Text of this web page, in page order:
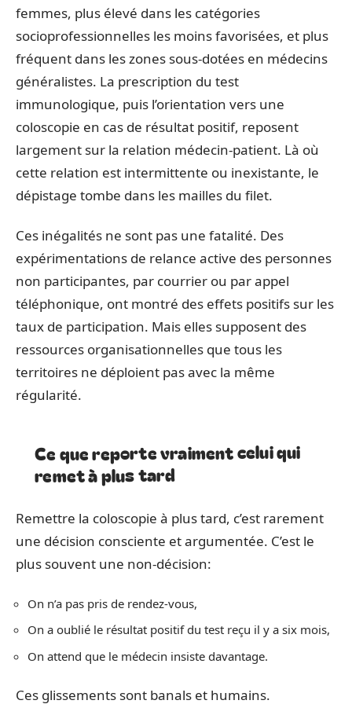
femmes, plus élevé dans les catégories
socioprofessionnelles les moins favorisées, et plus
fréquent dans les zones sous-dotées en médecins
généralistes. La prescription du test
immunologique, puis l’orientation vers une
coloscopie en cas de résultat positif, reposent
largement sur la relation médecin-patient. Là où
cette relation est intermittente ou inexistante, le
dépistage tombe dans les mailles du filet.
Ces inégalités ne sont pas une fatalité. Des
expérimentations de relance active des personnes
non participantes, par courrier ou par appel
téléphonique, ont montré des effets positifs sur les
taux de participation. Mais elles supposent des
ressources organisationnelles que tous les
territoires ne déploient pas avec la même
régularité.
Ce que reporte vraiment celui qui
remet à plus tard
Remettre la coloscopie à plus tard, c’est rarement
une décision consciente et argumentée. C’est le
plus souvent une non-décision:
On n’a pas pris de rendez-vous,
On a oublié le résultat positif du test reçu il y a six mois,
On attend que le médecin insiste davantage.
Ces glissements sont banals et humains.